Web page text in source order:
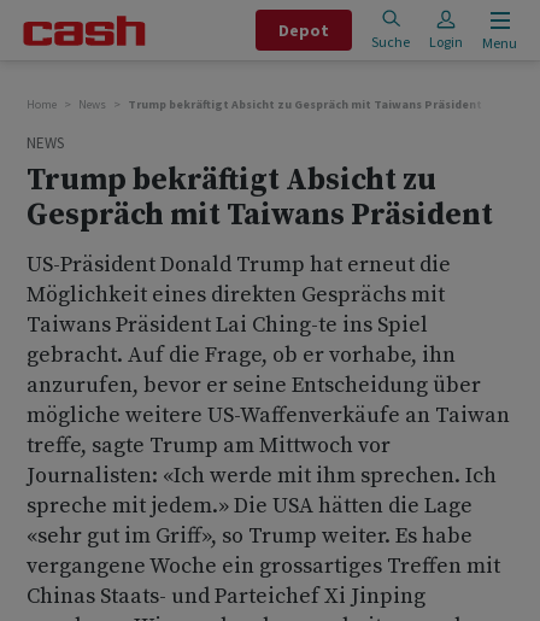
Depot
Suche Login Menu
Home News Trump bekräftigt Absicht zu Gespräch mit Taiwans Präsident
NEWS
Trump bekräftigt Absicht zu
Gespräch mit Taiwans Präsident
US-Präsident Donald Trump hat erneut die
Möglichkeit eines direkten Gesprächs mit
Taiwans Präsident Lai Ching-te ins Spiel
gebracht. Auf die Frage, ob er vorhabe, ihn
anzurufen, bevor er seine Entscheidung über
mögliche weitere US-Waffenverkäufe an Taiwan
treffe, sagte Trump am Mittwoch vor
Journalisten: «Ich werde mit ihm sprechen. Ich
spreche mit jedem.» Die USA hätten die Lage
«sehr gut im Griff», so Trump weiter. Es habe
vergangene Woche ein grossartiges Treffen mit
Chinas Staats- und Parteichef Xi Jinping